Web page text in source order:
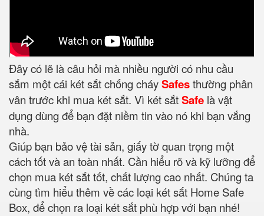
Đây có lẽ là câu hỏi mà nhiều người có nhu cầu
sắm một cái két sắt chống cháySafesthường phân
vân trước khi mua két sắt. Vì két sắtSafe là vật
dụng dùng để bạn đặt niềm tin vào nó khi bạn vắng
nhà.
Giúp bạn bảo vệ tài sản, giấy tờ quan trọng một
cách tốt và an toàn nhất. Cần hiểu rõ và kỹ lưỡng để
chọn mua két sắt tốt, chất lượng cao nhất. Chúng ta
cùng tìm hiểu thêm về các loại két sắt Home Safe
Box, để chọn ra loại két sắt phù hợp với bạn nhé!